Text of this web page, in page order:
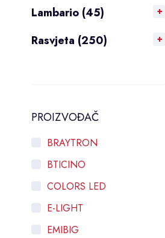
Lambario (45)
Rasvjeta (250)
PROIZVOĐAČ
BRAYTRON
BTICINO
COLORS LED
E-LIGHT
EMIBIG